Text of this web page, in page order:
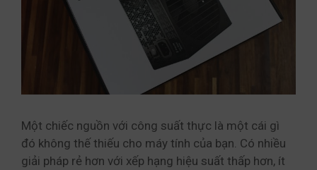
Một chiếc nguồn với công suất thực là một cái gì
đó không thế thiếu cho máy tính của bạn. Có nhiều
giải pháp rẻ hơn với xếp hạng hiệu suất thấp hơn, ít